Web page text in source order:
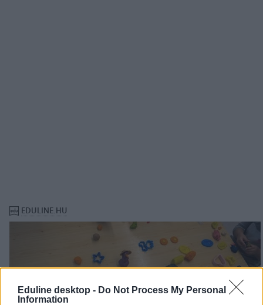
Eduline desktop - Do Not Process My Personal
Information